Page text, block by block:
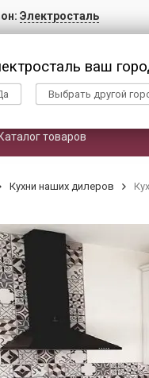
Электросталь
ваш
Выбрать другой
товаров
Кухни наших дилеров